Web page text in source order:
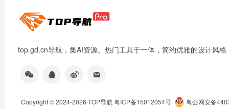
top.gd.cn导航，集AI资源、热门工具于一体，简约优雅的设计风格
Copyright © 2024-2026 TOP导航粤ICP备15012054号 粤公网安备